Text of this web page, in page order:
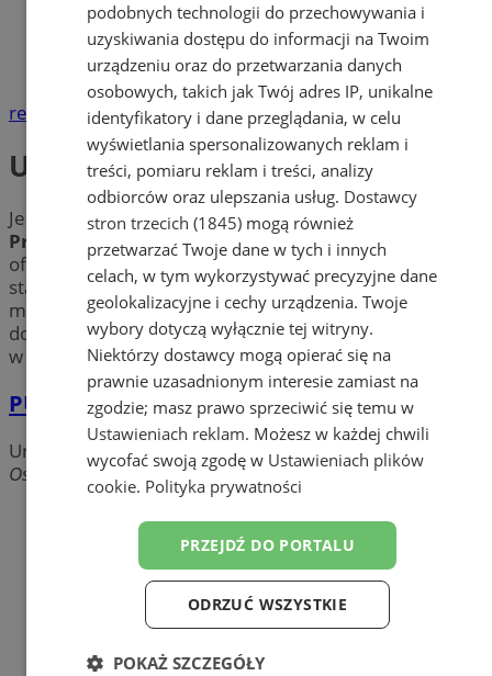
Katalog firm
Urzędy i Instytucje
Urzędy Pracy
reklama
Urzędy Pracy
Jesteś bezrobotny? Poszukujesz pracy? Sprawdź
Pracy
w mieście Żory. Poznaj adresy placówek
oferujących zatrudnienie dla bezrobotnych, zarówno
stałe, jak i czasowe. Dowiedz się, gdzie w okolicy Żor
możesz skorzystać z takich form pomocy jak: staż,
dofinansowanie, czy szkolenie. Znajdź swoją placówkę
w Żorach i bierz się do pracy!
PUP - Powiatowy Urząd Pracy
Urzędy Pracy
Osińska, 44-240 Żory
podobnych technologii do przechowywania i
uzyskiwania dostępu do informacji na Twoim
urządzeniu oraz do przetwarzania danych
osobowych, takich jak Twój adres IP, unikalne
identyfikatory i dane przeglądania, w celu
wyświetlania spersonalizowanych reklam i
treści, pomiaru reklam i treści, analizy
odbiorców oraz ulepszania usług. Dostawcy
stron trzecich (1845) mogą również
przetwarzać Twoje dane w tych i innych
celach, w tym wykorzystywać precyzyjne dane
geolokalizacyjne i cechy urządzenia. Twoje
wybory dotyczą wyłącznie tej witryny.
Niektórzy dostawcy mogą opierać się na
prawnie uzasadnionym interesie zamiast na
zgodzie; masz prawo sprzeciwić się temu w
Ustawieniach reklam. Możesz w każdej chwili
wycofać swoją zgodę w Ustawieniach plików
cookie. Polityka prywatności
PRZEJDŹ DO PORTALU
ODRZUĆ WSZYSTKIE
POKAŻ SZCZEGÓŁY